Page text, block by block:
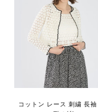
コットン レース 刺繍 長袖